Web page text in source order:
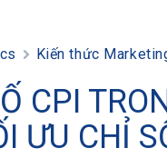
Kiến thức
CPI
ƯU CHỈ